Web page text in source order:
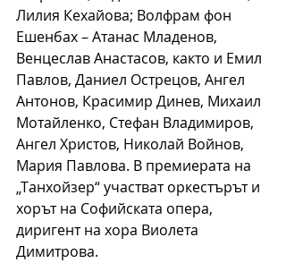
Лилия Кехайова; Волфрам фон
Ешенбах – Атанас Младенов,
Венцеслав Анастасов, както и Емил
Павлов, Даниел Острецов, Ангел
Антонов, Красимир Динев, Михаил
Мотайленко, Стефан Владимиров,
Ангел Христов, Николай Войнов,
Мария Павлова. В премиерата на
„Танхойзер“ участват оркестърът и
хорът на Софийската опера,
диригент на хора Виолета
Димитрова.